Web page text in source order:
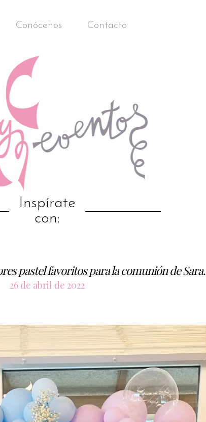
Conócenos Contacto
Inspírate
con:
pastel favoritos para la comunión de Sara.
26 de abril de 2022